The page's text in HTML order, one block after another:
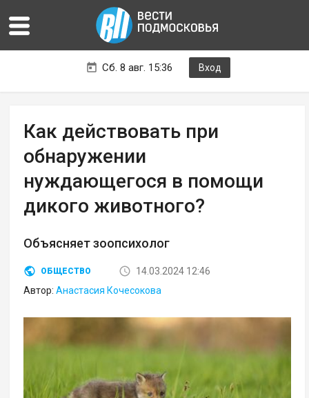
Сб. 8 авг. 15:36 Вход
Как действовать при
обнаружении
нуждающегося в помощи
дикого животного?
Объясняет зоопсихолог
ОБЩЕСТВО
14.03.2024 12:46
Автор:Анастасия Кочесокова